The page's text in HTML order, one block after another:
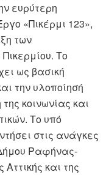
ευρύτερη
«Πικέρμι 123»,
των
Το
ως βασική
την υλοποίησή
κοινωνίας και
Το υπό
στις ανάγκες
Δήμου Ραφήνας-
και της